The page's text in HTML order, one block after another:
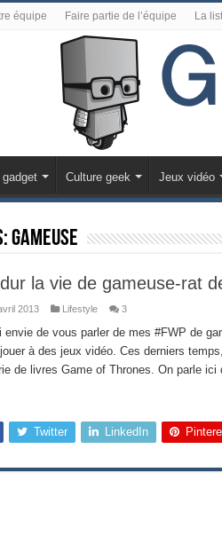
équipe Faire partie de l’équipe La
Culture geek Jeux vidéo
gameuse
dur la vie de gameuse-rat
2013 Lifestyle 3
envie de vous parler de mes #FWP de
à des jeux vidéo. Ces derniers
de livres Game of Thrones. On parle
Twitter LinkedIn